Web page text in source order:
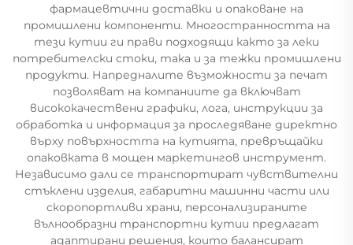
фармацевтични доставки и опаковане на
промишлени компоненти. Многостранността на
тези кутии ги прави подходящи както за леки
потребителски стоки, така и за тежки промишлени
продукти. Напредналите възможности за печат
позволяват на компаниите да включват
висококачествени графики, лога, инструкции за
обработка и информация за проследяване директно
върху повърхността на кутията, превръщайки
опаковката в мощен маркетингов инструмент.
Независимо дали се транспортират чувствителни
стъклени изделия, габаритни машинни части или
скоропортливи храни, персонализираните
вълнообразни транспортни кутии предлагат
адаптирани решения, които балансират